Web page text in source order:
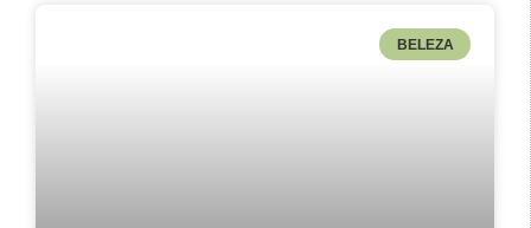
BELEZA